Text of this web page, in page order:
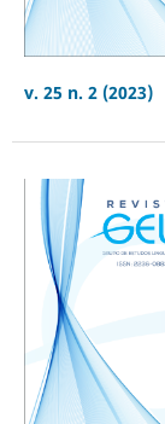
v. 25 n. 2 (2023)